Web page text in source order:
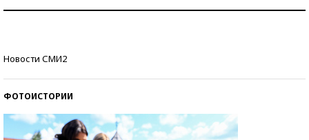
Новости СМИ2
ФОТОИСТОРИИ